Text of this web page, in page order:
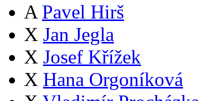
A Pavel Hirš
X Jan Jegla
X Josef Křížek
X Hana Orgoníková